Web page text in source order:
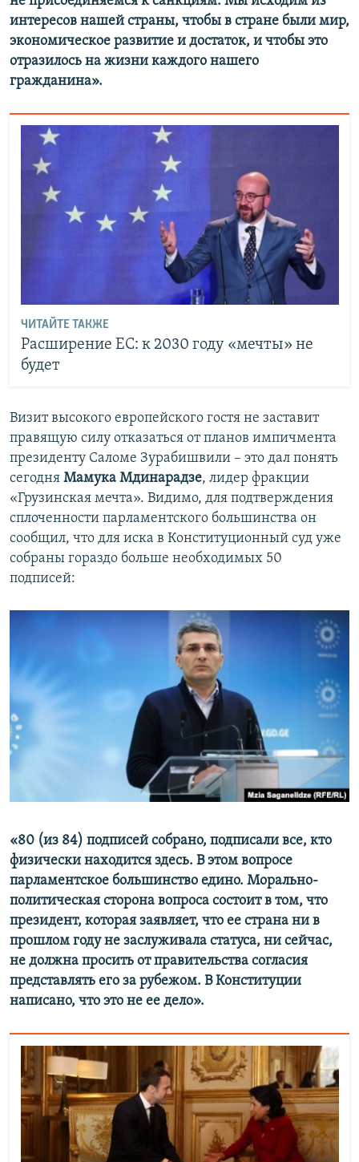
интересов нашей страны, чтобы в стране были мир,
экономическое развитие и достаток, и чтобы это
отразилось на жизни каждого нашего
гражданина».
ЧИТАЙТЕ ТАКЖЕ
Расширение ЕС: к 2030 году «мечты» не
будет
Визит высокого европейского гостя не заставит
правящую силу отказаться от планов импичмента
президенту Саломе Зурабишвили – это дал понять
сегодня Мамука Мдинарадзе, лидер фракции
«Грузинская мечта». Видимо, для подтверждения
сплоченности парламентского большинства он
сообщил, что для иска в Конституционный суд уже
собраны гораздо больше необходимых 50
подписей:
«80 (из 84) подписей собрано, подписали все, кто
физически находится здесь. В этом вопросе
парламентское большинство едино. Морально-
политическая сторона вопроса состоит в том, что
президент, которая заявляет, что ее страна ни в
прошлом году не заслуживала статуса, ни сейчас,
не должна просить от правительства согласия
представлять его за рубежом. В Конституции
написано, что это не ее дело».